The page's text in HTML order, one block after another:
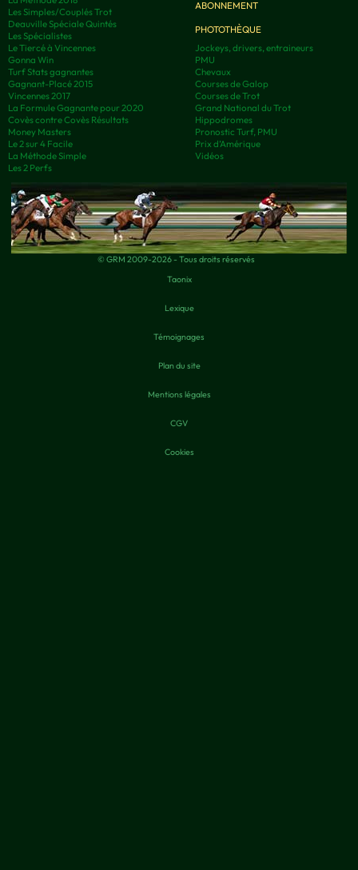
Les Simples/Couplés Trot
Deauville Spéciale Quintés
Les Spécialistes
Le Tiercé à Vincennes
Gonna Win
Turf Stats gagnantes
Gagnant-Placé 2015
Vincennes 2017
La Formule Gagnante pour 2020
Covès contre Covès Résultats
Money Masters
Le 2 sur 4 Facile
La Méthode Simple
Les 2 Perfs
ABONNEMENT
PHOTOTHÈQUE
Jockeys, drivers, entraineurs
PMU
Chevaux
Courses de Galop
Courses de Trot
Grand National du Trot
Hippodromes
Pronostic Turf, PMU
Prix d’Amérique
Vidéos
© GRM 2009-2026 - Tous droits réservés
Taonix
Lexique
Témoignages
Plan du site
Mentions légales
CGV
Cookies